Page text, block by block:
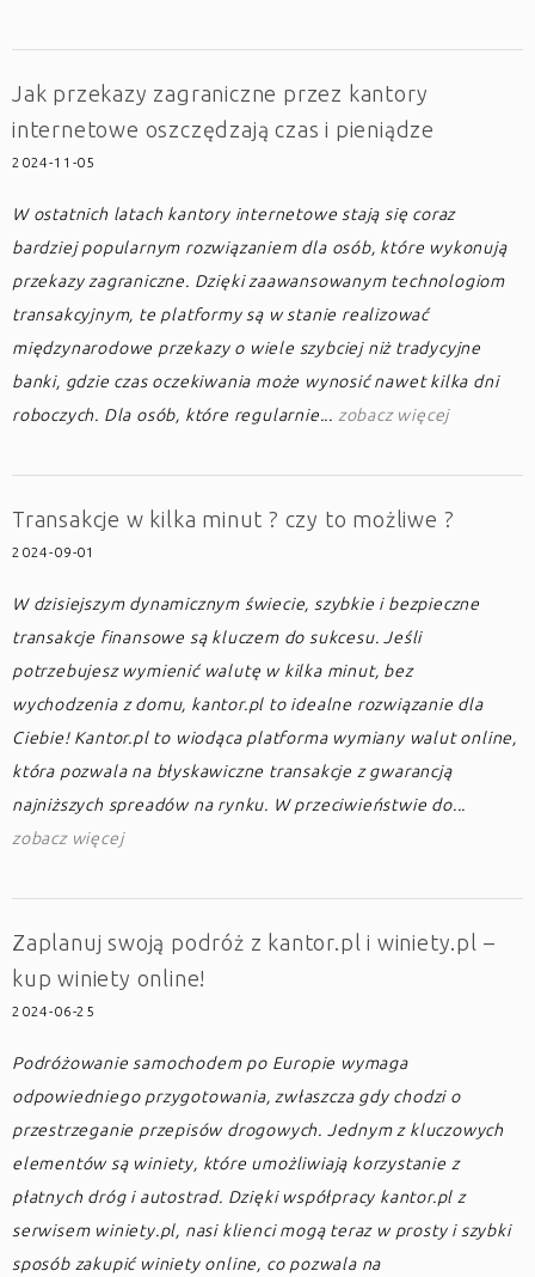
Jak przekazy zagraniczne przez kantory
internetowe oszczędzają czas i pieniądze
2024-11-05
W ostatnich latach kantory internetowe stają się coraz
bardziej popularnym rozwiązaniem dla osób, które wykonują
przekazy zagraniczne. Dzięki zaawansowanym technologiom
transakcyjnym, te platformy są w stanie realizować
międzynarodowe przekazy o wiele szybciej niż tradycyjne
banki, gdzie czas oczekiwania może wynosić nawet kilka dni
roboczych. Dla osób, które regularnie... zobacz więcej
Transakcje w kilka minut ? czy to możliwe ?
2024-09-01
W dzisiejszym dynamicznym świecie, szybkie i bezpieczne
transakcje finansowe są kluczem do sukcesu. Jeśli
potrzebujesz wymienić walutę w kilka minut, bez
wychodzenia z domu, kantor.pl to idealne rozwiązanie dla
Ciebie! Kantor.pl to wiodąca platforma wymiany walut online,
która pozwala na błyskawiczne transakcje z gwarancją
najniższych spreadów na rynku. W przeciwieństwie do...
zobacz więcej
Zaplanuj swoją podróż z kantor.pl i winiety.pl –
kup winiety online!
2024-06-25
Podróżowanie samochodem po Europie wymaga
odpowiedniego przygotowania, zwłaszcza gdy chodzi o
przestrzeganie przepisów drogowych. Jednym z kluczowych
elementów są winiety, które umożliwiają korzystanie z
płatnych dróg i autostrad. Dzięki współpracy kantor.pl z
serwisem winiety.pl, nasi klienci mogą teraz w prosty i szybki
sposób zakupić winiety online, co pozwala na